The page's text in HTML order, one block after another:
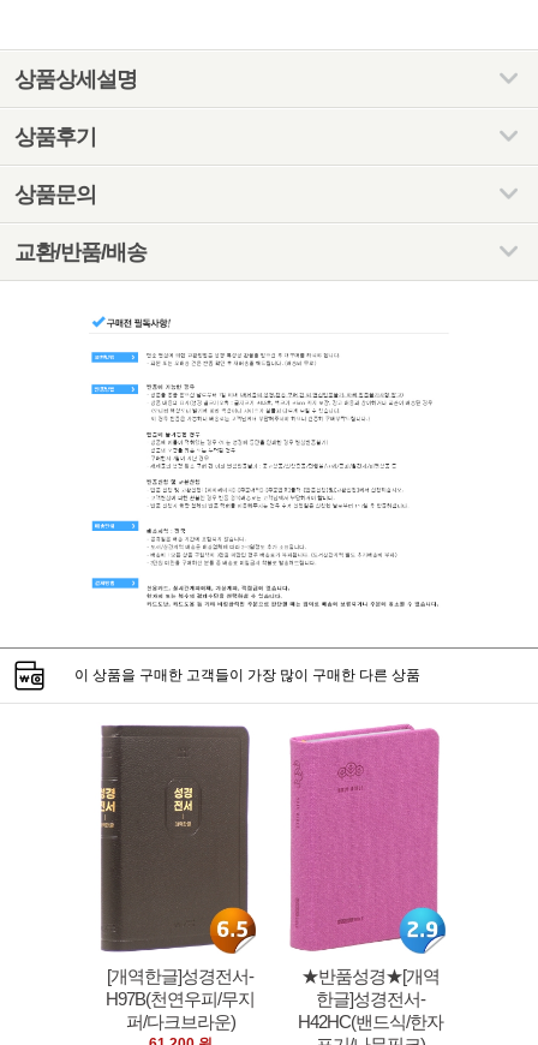
상품상세설명
상품후기
상품문의
교환/반품/배송
이 상품을 구매한 고객들이 가장 많이 구매한 다른 상품
[개역한글]성경전서-
H97B(천연우피/무지
퍼/다크브라운)
★반품성경★[개역
한글]성경전서-
H42HC(밴드식/한자